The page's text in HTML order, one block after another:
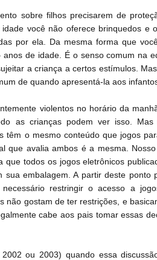
sobre filhos precisarem de
você não oferece brinquedos e
por ela. Da mesma forma que
de idade. É o senso comum na
a criança a certos estímulos.
de quando apresentá-la aos
violentos no horário da
as crianças podem ver isso. Mas
têm o mesmo conteúdo que jogos
que avalia ambos é a mesma.
que todos os jogos eletrônicos
sua embalagem. A partir deste ponto
restringir o acesso a
não gostam de ter restrições, e
cabe aos pais tomar essas
ou 2003) quando essa